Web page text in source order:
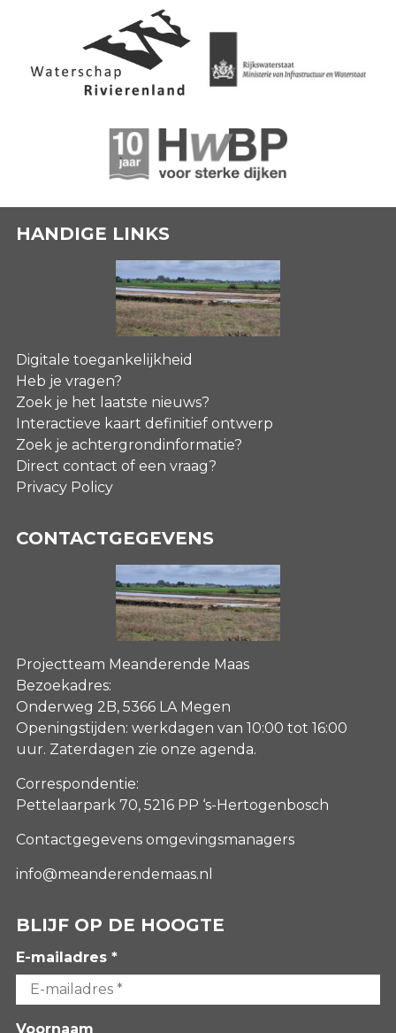
HANDIGE LINKS
Digitale toegankelijkheid
Heb je vragen?
Zoek je het laatste nieuws?
Interactieve kaart definitief ontwerp
Zoek je achtergrondinformatie?
Direct contact of een vraag?
Privacy Policy
CONTACTGEGEVENS
Projectteam Meanderende Maas
Bezoekadres:
Onderweg 2B, 5366 LA Megen
Openingstijden: werkdagen van 10:00 tot 16:00
uur. Zaterdagen zie onze agenda.
Correspondentie:
Pettelaarpark 70, 5216 PP ‘s-Hertogenbosch
Contactgegevens omgevingsmanagers
info@meanderendemaas.nl
BLIJF OP DE HOOGTE
E-mailadres *
Voornaam